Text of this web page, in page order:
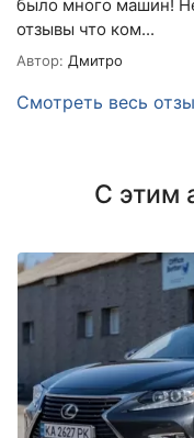
было много машин!
отзывы что ком...
Автор: Дмитро
Смотреть весь
С этим